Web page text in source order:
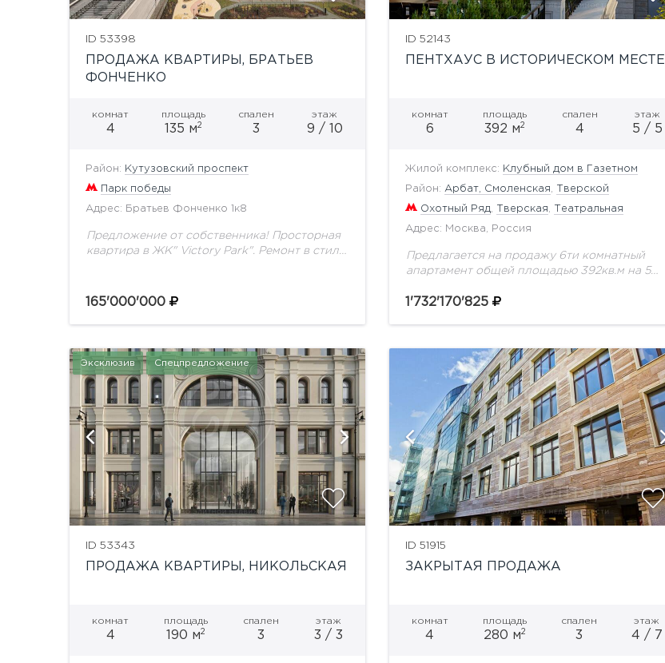
ID 53398
ПРОДАЖА КВАРТИРЫ, БРАТЬЕВ
ФОНЧЕНКО
комнат
4
площадь
135 м2
спален
3
этаж
9 / 10
Район: Кутузовский проспект
Парк победы
Адрес: Братьев Фонченко 1к8
Предложение от собственника! Просторная
квартира в ЖК" Victory Park". Ремонт в стиле
комнатами. Прямые виды на Парк-победы....
165'000'000
ID 52143
ПЕНТХАУС В ИСТОРИЧЕСКОМ МЕСТЕ
комнат
6
площадь
392 м2
спален
4
этаж
5 / 5
Жилой комплекс: Клубный дом в Газетном
Район: Арбат, Смоленская Тверской
Охотный Ряд Тверская Театральная
Адрес: Москва, Россия
Предлагается на продажу 6ти комнатный
апартамент общей площадью 392кв.м на 5
расположена в тихом сквере и имеет выходы
1'732'170'825
Эксклюзив Спецпредложение
ID 53343
ПРОДАЖА КВАРТИРЫ, НИКОЛЬСКАЯ
комнат
4
площадь
190 м2
спален
3
этаж
3 / 3
показать ещё 1 фотографию
ID 51915
ЗАКРЫТАЯ ПРОДАЖА
комнат
4
площадь
280 м2
спален
3
этаж
4 / 7
показать ещё 9 фотографий